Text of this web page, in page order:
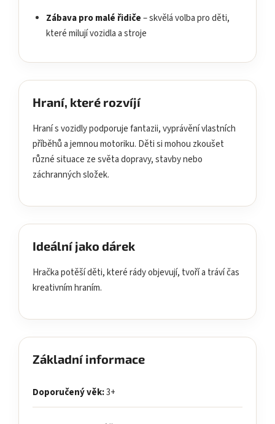
Zábava pro malé řidiče– skvělá volba pro děti,
které milují vozidla a stroje
Hraní, které rozvíjí
Hraní s vozidly podporuje fantazii, vyprávění vlastních
příběhů a jemnou motoriku. Děti si mohou zkoušet
různé situace ze světa dopravy, stavby nebo
záchranných složek.
Ideální jako dárek
Hračka potěší děti, které rády objevují, tvoří a tráví čas
kreativním hraním.
Základní informace
Doporučený věk:3+